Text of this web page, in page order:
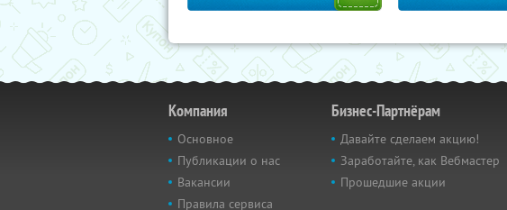
Компания
Основное
Публикации о нас
Вакансии
Правила сервиса
Бизнес-Партнёрам
Давайте сделаем акцию!
Заработайте, как Вебмастер
Прошедшие акции